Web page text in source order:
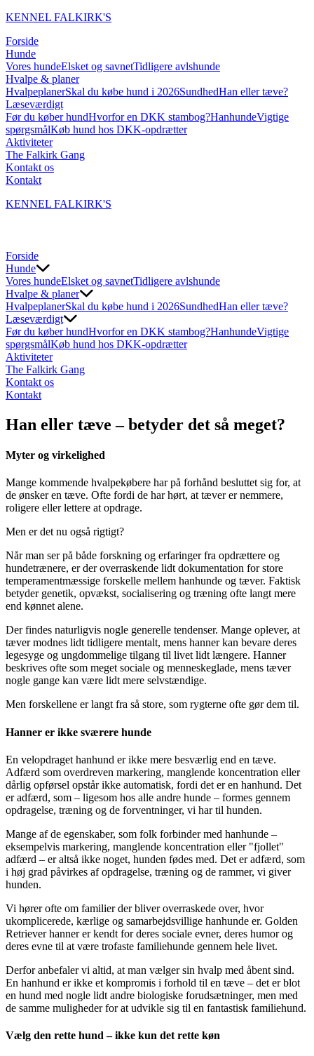
KENNEL FALKIRK'S
Forside
Hunde
Vores hundeElsket og savnetTidligere avlshunde
Hvalpe & planer
HvalpeplanerSkal du købe hund i 2026SundhedHan eller tæve?
Læseværdigt
Før du køber hundHvorfor en DKK stambog?HanhundeVigtige
spørgsmålKøb hund hos DKK-opdrætter
Aktiviteter
The Falkirk Gang
Kontakt os
Kontakt
KENNEL FALKIRK'S
Forside
Hunde
Vores hundeElsket og savnetTidligere avlshunde
Hvalpe & planer
HvalpeplanerSkal du købe hund i 2026SundhedHan eller tæve?
Læseværdigt
Før du køber hundHvorfor en DKK stambog?HanhundeVigtige
spørgsmålKøb hund hos DKK-opdrætter
Aktiviteter
The Falkirk Gang
Kontakt os
Kontakt
Han eller tæve – betyder det så meget?
Myter og virkelighed
Mange kommende hvalpekøbere har på forhånd besluttet sig for, at
de ønsker en tæve. Ofte fordi de har hørt, at tæver er nemmere,
roligere eller lettere at opdrage.
Men er det nu også rigtigt?
Når man ser på både forskning og erfaringer fra opdrættere og
hundetrænere, er der overraskende lidt dokumentation for store
temperamentmæssige forskelle mellem hanhunde og tæver. Faktisk
betyder genetik, opvækst, socialisering og træning ofte langt mere
end kønnet alene.
Der findes naturligvis nogle generelle tendenser. Mange oplever, at
tæver modnes lidt tidligere mentalt, mens hanner kan bevare deres
legesyge og ungdommelige tilgang til livet lidt længere. Hanner
beskrives ofte som meget sociale og menneskeglade, mens tæver
nogle gange kan være lidt mere selvstændige.
Men forskellene er langt fra så store, som rygterne ofte gør dem til.
Hanner er ikke sværere hunde
En velopdraget hanhund er ikke mere besværlig end en tæve.
Adfærd som overdreven markering, manglende koncentration eller
dårlig opførsel opstår ikke automatisk, fordi det er en hanhund. Det
er adfærd, som – ligesom hos alle andre hunde – formes gennem
opdragelse, træning og de forventninger, vi har til hunden.
Mange af de egenskaber, som folk forbinder med hanhunde –
eksempelvis markering, manglende koncentration eller "fjollet"
adfærd – er altså ikke noget, hunden fødes med. Det er adfærd, som
i høj grad påvirkes af opdragelse, træning og de rammer, vi giver
hunden.
Vi hører ofte om familier der bliver overraskede over, hvor
ukomplicerede, kærlige og samarbejdsvillige hanhunde er. Golden
Retriever hanner er kendt for deres sociale evner, deres humor og
deres evne til at være trofaste familiehunde gennem hele livet.
Derfor anbefaler vi altid, at man vælger sin hvalp med åbent sind.
En hanhund er ikke et kompromis i forhold til en tæve – det er blot
en hund med nogle lidt andre biologiske forudsætninger, men med
de samme muligheder for at udvikle sig til en fantastisk familiehund.
Vælg den rette hund – ikke kun det rette køn